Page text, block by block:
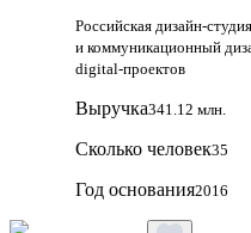
Российская
и коммуникационный
digital‑проектов
Выручка341.12 млн.
Сколько человек35
Год основания2016